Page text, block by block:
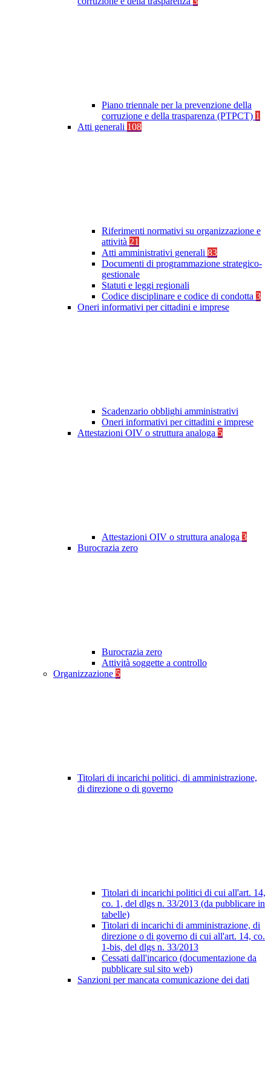
Piano triennale per la prevenzione della
corruzione e della trasparenza (PTPCT) 1
Atti generali 108
Riferimenti normativi su organizzazione e
attività 21
Atti amministrativi generali 83
Documenti di programmazione strategico-
gestionale
Statuti e leggi regionali
Codice disciplinare e codice di condotta 3
Oneri informativi per cittadini e imprese
Scadenzario obblighi amministrativi
Oneri informativi per cittadini e imprese
Attestazioni OIV o struttura analoga 5
Attestazioni OIV o struttura analoga 3
Burocrazia zero
Burocrazia zero
Attività soggette a controllo
Organizzazione 5
Titolari di incarichi politici, di amministrazione,
di direzione o di governo
Titolari di incarichi politici di cui all'art. 14,
co. 1, del dlgs n. 33/2013 (da pubblicare in
tabelle)
Titolari di incarichi di amministrazione, di
direzione o di governo di cui all'art. 14, co.
1-bis, del dlgs n. 33/2013
Cessati dall'incarico (documentazione da
pubblicare sul sito web)
Sanzioni per mancata comunicazione dei dati